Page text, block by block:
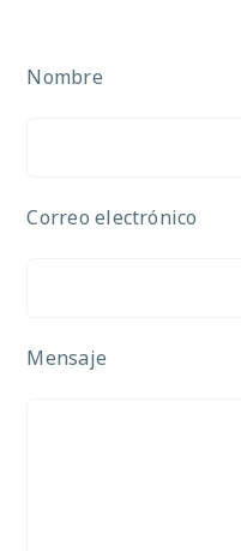
Nombre
Correo electrónico
Mensaje